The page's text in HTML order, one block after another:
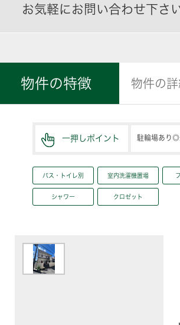
お気軽にお問い合わせ下さ
物件の特徴 物件の詳
一押しポイント 駐輪場あり
バス・トイレ別 室内洗濯機置場
シャワー クロゼット